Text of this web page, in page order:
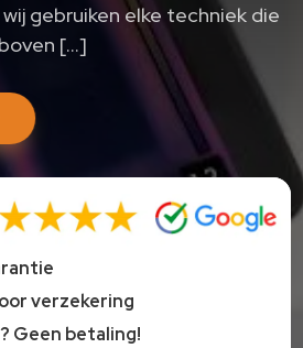
gebruiken elke techniek die
[…]
verzekering
Geen betaling!